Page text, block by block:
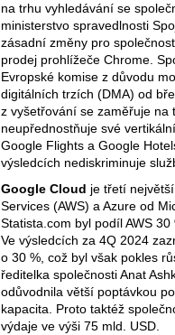
na trhu vyhledávání se
ministerstvo spravedlnosti
zásadní změny pro
prodej prohlížeče Chrome.
Evropské komise z důvodu
digitálních trzích (DMA) od
z vyšetřování se zaměřuje na
neupřednostňuje své
Google Flights a Google
výsledcích nediskriminuje
Google Cloud je třetí
Services (AWS) a Azure od
Statista.com byl podíl AWS
Ve výsledcích za 4Q 2024
o 30 %, což byl však pokles
ředitelka společnosti Anat
odůvodnila větší poptávkou
kapacita. Proto taktéž
výdaje ve výši 75 mld. USD.